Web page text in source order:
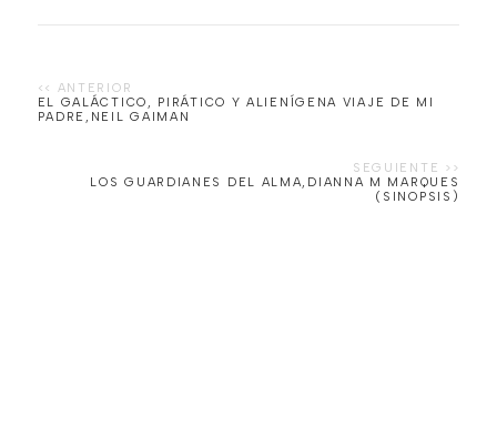
EL GALÁCTICO, PIRÁTICO Y ALIENÍGENA VIAJE DE MI
PADRE,NEIL GAIMAN
LOS GUARDIANES DEL ALMA,DIANNA M MARQUES
(SINOPSIS)